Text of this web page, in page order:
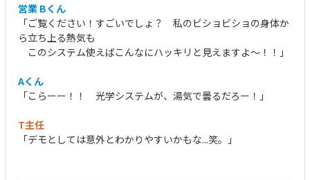
営業 Bくん
「ご覧ください！すごいでしょ？ 私のビショビショの身体か
ら立ち上る熱気も
このシステム使えばこんなにハッキリと見えますよ～！！」
Aくん
「こらーー！！ 光学システムが、湯気で曇るだろー！」
T主任
「デモとしては意外とわかりやすいかもな...笑。」